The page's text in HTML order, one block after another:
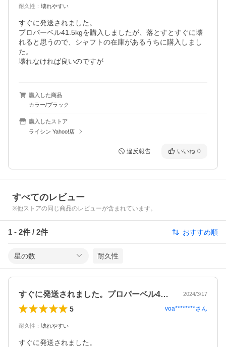
耐久性 ： 壊れやすい
すぐに発送されました。
プロパーベル41.5kgを購入しましたが、落とすとすぐに壊
れると思うので、シャフトの在庫があるうちに購入しまし
た。
壊れなければ良いのですが
購入した商品
カラー/ブラック
購入したストア
ライシン Yahoo!店
違反報告 いいね 0
すべてのレビュー
※他ストアの同じ商品のレビューが含まれています。
1 - 2件 / 2件 おすすめ順
星の数 耐久性
すぐに発送されました。プロパーベル41… 2024/3/17
5 voa********さん
耐久性 ： 壊れやすい
すぐに発送されました。